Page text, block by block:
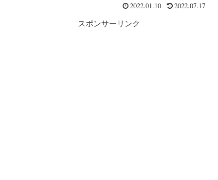
2022.01.10 2022.07.17
スポンサーリンク